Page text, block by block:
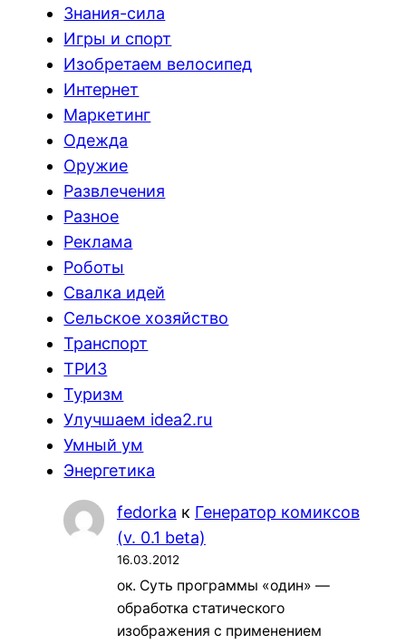
Знания-сила
Игры и спорт
Изобретаем велосипед
Интернет
Маркетинг
Одежда
Оружие
Развлечения
Разное
Реклама
Роботы
Свалка идей
Сельское хозяйство
Транспорт
ТРИЗ
Туризм
Улучшаем idea2.ru
Умный ум
Энергетика
fedorka к Генератор комиксов
(v. 0.1 beta)
16.03.2012
ок. Суть программы «один» —
обработка статического
изображения с применением